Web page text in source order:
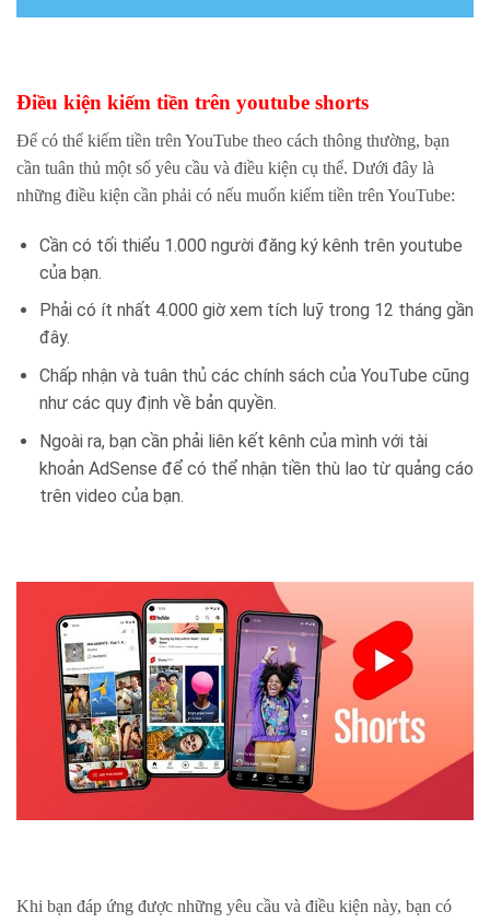
Điều kiện kiếm tiền trên youtube shorts
Để có thể kiếm tiền trên YouTube theo cách thông thường, bạn
cần tuân thủ một số yêu cầu và điều kiện cụ thể. Dưới đây là
những điều kiện cần phải có nếu muốn kiếm tiền trên YouTube:
Cần có tối thiểu 1.000 người đăng ký kênh trên youtube
của bạn.
Phải có ít nhất 4.000 giờ xem tích luỹ trong 12 tháng gần
đây.
Chấp nhận và tuân thủ các chính sách của YouTube cũng
như các quy định về bản quyền.
Ngoài ra, bạn cần phải liên kết kênh của mình với tài
khoản AdSense để có thể nhận tiền thù lao từ quảng cáo
trên video của bạn.
Khi bạn đáp ứng được những yêu cầu và điều kiện này, bạn có